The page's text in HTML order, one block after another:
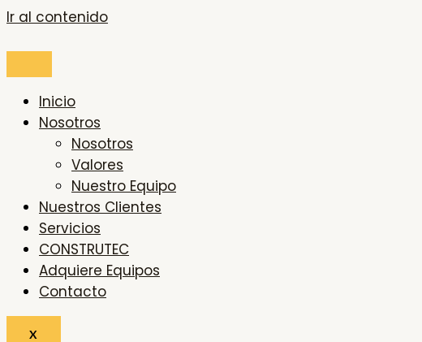
Ir al contenido
Inicio
Nosotros
Nosotros
Valores
Nuestro Equipo
Nuestros Clientes
Servicios
CONSTRUTEC
Adquiere Equipos
Contacto
X